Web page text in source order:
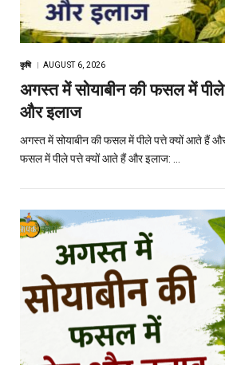
कृषि AUGUST 6, 2026
अगस्त में सोयाबीन की फसल में
और इलाज
अगस्त में सोयाबीन की फसल में पीले पत्ते क्यों आते हैं
फसल में पीले पत्ते क्यों आते हैं और इलाज: …